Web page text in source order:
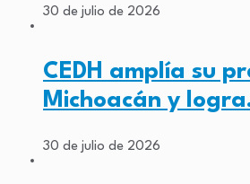
30 de julio de 2026
CEDH amplía su
Michoacán y
30 de julio de 2026